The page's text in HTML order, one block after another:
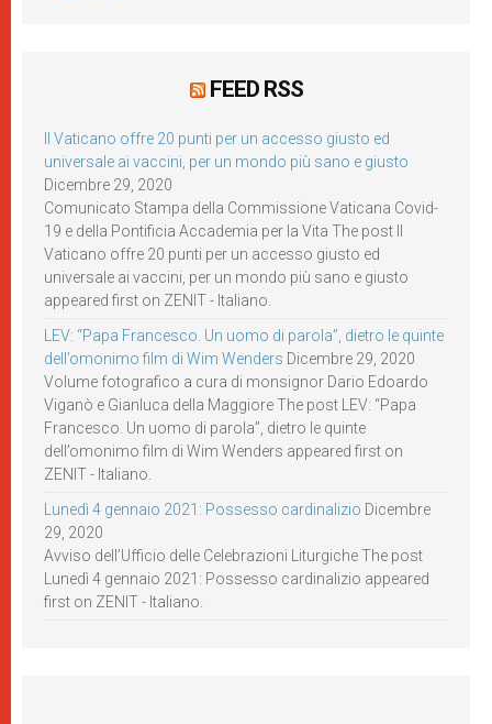
FEED RSS
Il Vaticano offre 20 punti per un accesso giusto ed
universale ai vaccini, per un mondo più sano e giusto
Dicembre 29, 2020
Comunicato Stampa della Commissione Vaticana Covid-
19 e della Pontificia Accademia per la Vita The post Il
Vaticano offre 20 punti per un accesso giusto ed
universale ai vaccini, per un mondo più sano e giusto
appeared first on ZENIT - Italiano.
LEV: “Papa Francesco. Un uomo di parola”, dietro le quinte
dell’omonimo film di Wim Wenders Dicembre 29, 2020
Volume fotografico a cura di monsignor Dario Edoardo
Viganò e Gianluca della Maggiore The post LEV: “Papa
Francesco. Un uomo di parola”, dietro le quinte
dell’omonimo film di Wim Wenders appeared first on
ZENIT - Italiano.
Lunedì 4 gennaio 2021: Possesso cardinalizio Dicembre
29, 2020
Avviso dell’Ufficio delle Celebrazioni Liturgiche The post
Lunedì 4 gennaio 2021: Possesso cardinalizio appeared
first on ZENIT - Italiano.